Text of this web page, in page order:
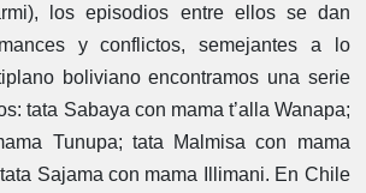
los episodios entre ellos se dan
y conflictos, semejantes a lo
boliviano encontramos una serie
tata Sabaya con mama t’alla Wanapa;
Tunupa; tata Malmisa con mama
Sajama con mama Illimani. En Chile